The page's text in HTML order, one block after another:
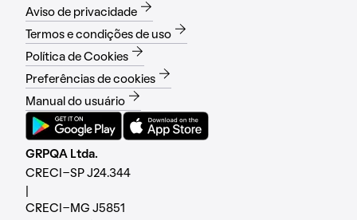
Aviso de privacidade
Termos e condições de uso
Política de Cookies
Preferências de cookies
Manual do usuário
GRPQA Ltda.
CRECI-SP J24.344
CRECI-MG J5851